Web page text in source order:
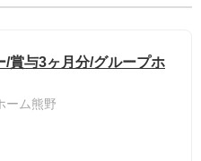
賞与3ヶ月分/グループホ
ーム熊野